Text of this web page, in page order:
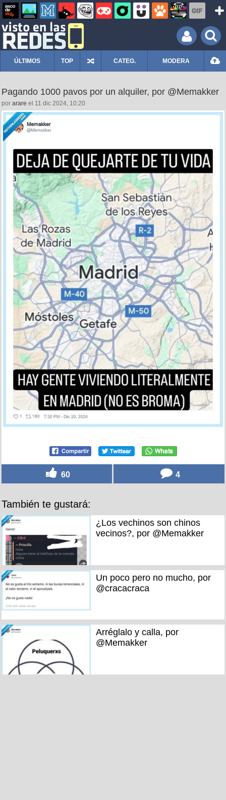
ÚLTIMOS TOP CATEG. MODERA
Pagando 1000 pavos por un alquiler, por @Memakker
por arare el 11 dic 2024, 10:20
60 4
También te gustará:
¿Los vechinos son chinos
vecinos?, por @Memakker
Un poco pero no mucho, por
@cracacraca
Arréglalo y calla, por
@Memakker